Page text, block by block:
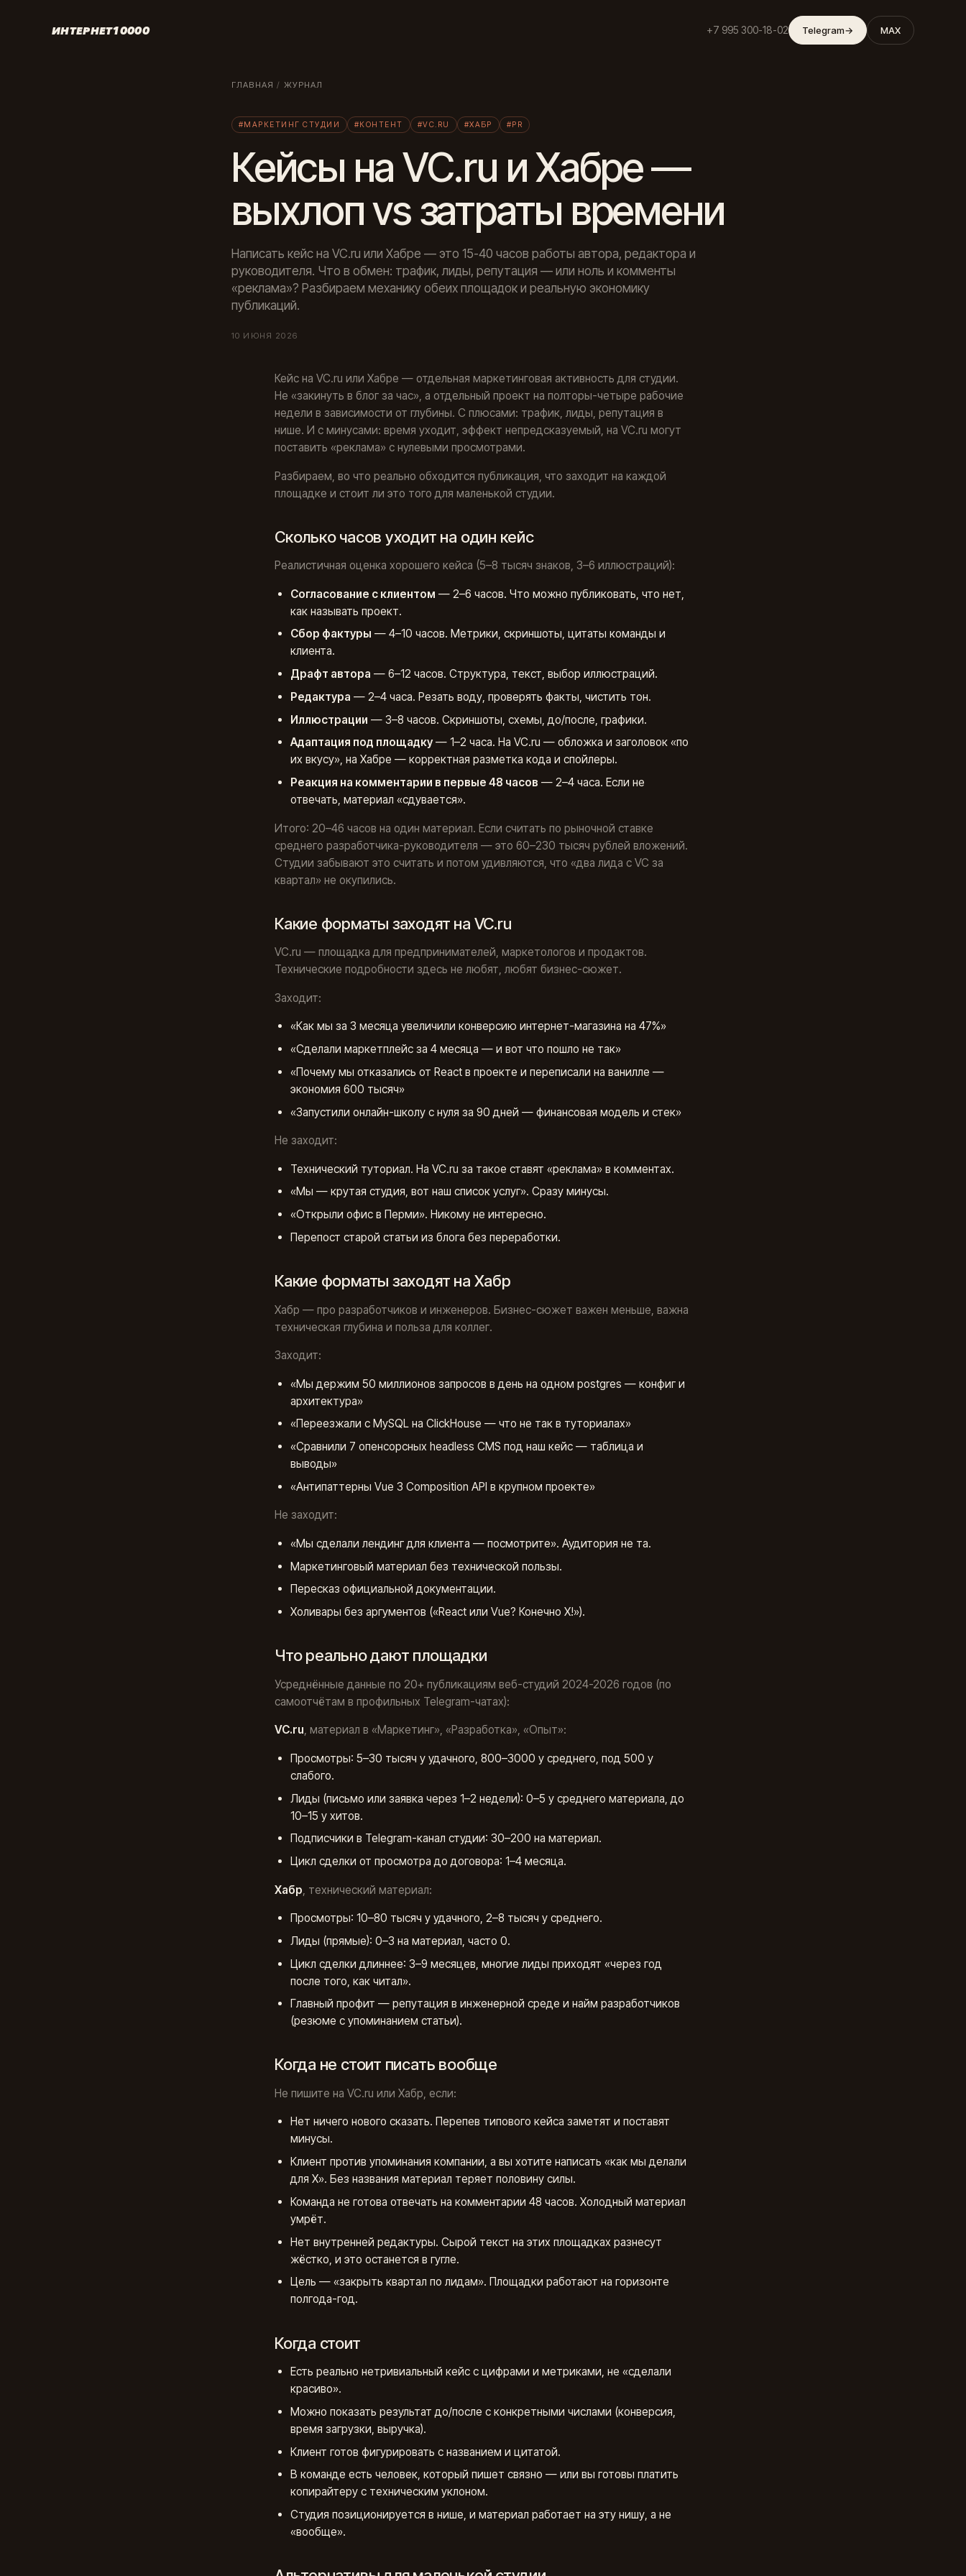
ИНТЕРНЕТ10000 +7 995 300-18-02 Telegram→ MAX
ГЛАВНАЯ / ЖУРНАЛ
#МАРКЕТИНГ СТУДИИ #КОНТЕНТ #VC.RU #ХАБР #PR
Кейсы на VC.ru и Хабре —
выхлоп vs затраты времени
Написать кейс на VC.ru или Хабре — это 15-40 часов работы автора, редактора и
руководителя. Что в обмен: трафик, лиды, репутация — или ноль и комменты
«реклама»? Разбираем механику обеих площадок и реальную экономику
публикаций.
10 ИЮНЯ 2026
Кейс на VC.ru или Хабре — отдельная маркетинговая активность для студии.
Не «закинуть в блог за час», а отдельный проект на полторы-четыре рабочие
недели в зависимости от глубины. С плюсами: трафик, лиды, репутация в
нише. И с минусами: время уходит, эффект непредсказуемый, на VC.ru могут
поставить «реклама» с нулевыми просмотрами.
Разбираем, во что реально обходится публикация, что заходит на каждой
площадке и стоит ли это того для маленькой студии.
Сколько часов уходит на один кейс
Реалистичная оценка хорошего кейса (5–8 тысяч знаков, 3–6 иллюстраций):
Согласование с клиентом — 2–6 часов. Что можно публиковать, что нет,
как называть проект.
Сбор фактуры — 4–10 часов. Метрики, скриншоты, цитаты команды и
клиента.
Драфт автора — 6–12 часов. Структура, текст, выбор иллюстраций.
Редактура — 2–4 часа. Резать воду, проверять факты, чистить тон.
Иллюстрации — 3–8 часов. Скриншоты, схемы, до/после, графики.
Адаптация под площадку— 1–2 часа. На VC.ru — обложка и заголовок «по
их вкусу», на Хабре — корректная разметка кода и спойлеры.
Реакция на комментарии в первые 48 часов — 2–4 часа. Если не
отвечать, материал «сдувается».
Итого: 20–46 часов на один материал. Если считать по рыночной ставке
среднего разработчика-руководителя — это 60–230 тысяч рублей вложений.
Студии забывают это считать и потом удивляются, что «два лида с VC за
квартал» не окупились.
Какие форматы заходят на VC.ru
VC.ru — площадка для предпринимателей, маркетологов и продактов.
Технические подробности здесь не любят, любят бизнес-сюжет.
Заходит:
«Как мы за 3 месяца увеличили конверсию интернет-магазина на 47%»
«Сделали маркетплейс за 4 месяца — и вот что пошло не так»
«Почему мы отказались от React в проекте и переписали на ванилле —
экономия 600 тысяч»
«Запустили онлайн-школу с нуля за 90 дней — финансовая модель и стек»
Не заходит:
Технический туториал. На VC.ru за такое ставят «реклама» в комментах.
«Мы — крутая студия, вот наш список услуг». Сразу минусы.
«Открыли офис в Перми». Никому не интересно.
Перепост старой статьи из блога без переработки.
Какие форматы заходят на Хабр
Хабр — про разработчиков и инженеров. Бизнес-сюжет важен меньше, важна
техническая глубина и польза для коллег.
Заходит:
«Мы держим 50 миллионов запросов в день на одном postgres — конфиг и
архитектура»
«Переезжали с MySQL на ClickHouse — что не так в туториалах»
«Сравнили 7 опенсорсных headless CMS под наш кейс — таблица и
выводы»
«Антипаттерны Vue 3 Composition API в крупном проекте»
Не заходит:
«Мы сделали лендинг для клиента — посмотрите». Аудитория не та.
Маркетинговый материал без технической пользы.
Пересказ официальной документации.
Холивары без аргументов («React или Vue? Конечно X!»).
Что реально дают площадки
Усреднённые данные по 20+ публикациям веб-студий 2024-2026 годов (по
самоотчётам в профильных Telegram-чатах):
VC.ru, материал в «Маркетинг», «Разработка», «Опыт»:
Просмотры: 5–30 тысяч у удачного, 800–3000 у среднего, под 500 у
слабого.
Лиды (письмо или заявка через 1–2 недели): 0–5 у среднего материала, до
10–15 у хитов.
Подписчики в Telegram-канал студии: 30–200 на материал.
Цикл сделки от просмотра до договора: 1–4 месяца.
Хабр , технический материал:
Просмотры: 10–80 тысяч у удачного, 2–8 тысяч у среднего.
Лиды (прямые): 0–3 на материал, часто 0.
Цикл сделки длиннее: 3–9 месяцев, многие лиды приходят «через год
после того, как читал».
Главный профит — репутация в инженерной среде и найм разработчиков
(резюме с упоминанием статьи).
Когда не стоит писать вообще
Не пишите на VC.ru или Хабр, если:
Нет ничего нового сказать. Перепев типового кейса заметят и поставят
минусы.
Клиент против упоминания компании, а вы хотите написать «как мы делали
для X». Без названия материал теряет половину силы.
Команда не готова отвечать на комментарии 48 часов. Холодный материал
умрёт.
Нет внутренней редактуры. Сырой текст на этих площадках разнесут
жёстко, и это останется в гугле.
Цель — «закрыть квартал по лидам». Площадки работают на горизонте
полгода-год.
Когда стоит
Есть реально нетривиальный кейс с цифрами и метриками, не «сделали
красиво».
Можно показать результат до/после с конкретными числами (конверсия,
время загрузки, выручка).
Клиент готов фигурировать с названием и цитатой.
В команде есть человек, который пишет связно — или вы готовы платить
копирайтеру с техническим уклоном.
Студия позиционируется в нише, и материал работает на эту нишу, а не
«вообще».